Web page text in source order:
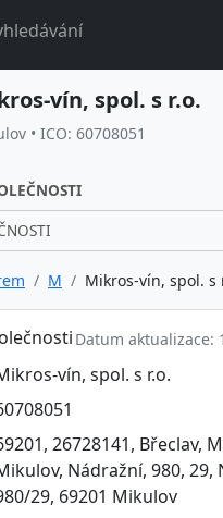
vín, spol. s r.o.
• ICO: 60708051
M Mikros-vín, spol. s
Datum aktualizace:
vín, spol. s r.o.
26728141, Břeclav,
Nádražní, 980, 29,
29, 69201 Mikulov